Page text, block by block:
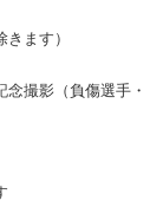
ます）
撮影（負傷選手・